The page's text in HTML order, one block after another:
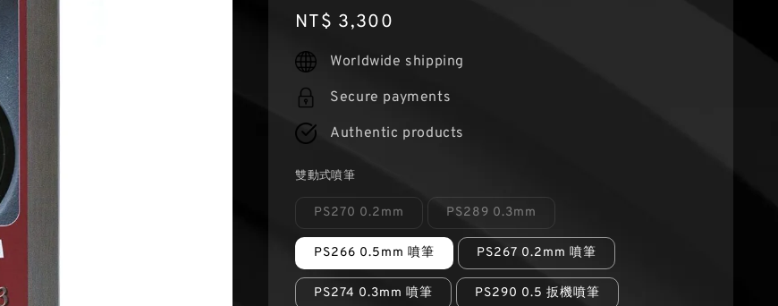
Regular
price
NT$ 3,300
Worldwide shipping
Secure payments
Authentic products
雙動式噴筆
PS270 0.2mm PS289 0.3mm
PS266 0.5mm 噴筆 PS267 0.2mm 噴筆
PS274 0.3mm 噴筆 PS290 0.5 扳機噴筆